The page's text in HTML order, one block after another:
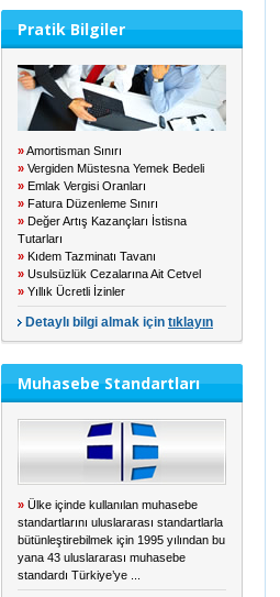
Pratik Bilgiler
»Amortisman Sınırı
» Vergiden Müstesna Yemek Bedeli
» Emlak Vergisi Oranları
» Fatura Düzenleme Sınırı
» Değer Artış Kazançları İstisna
Tutarları
» Kıdem Tazminatı Tavanı
» Usulsüzlük Cezalarına Ait Cetvel
» Yıllık Ücretli İzinler
Detaylı bilgi almak için tıklayın
Muhasebe Standartları
» Ülke içinde kullanılan muhasebe
standartlarını uluslararası standartlarla
bütünleştirebilmek için 1995 yılından bu
yana 43 uluslararası muhasebe
standardı Türkiye’ye ...